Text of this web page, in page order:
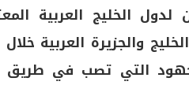
الخليج العربية
والجزيرة العربية خلال
التي تصب في طريق